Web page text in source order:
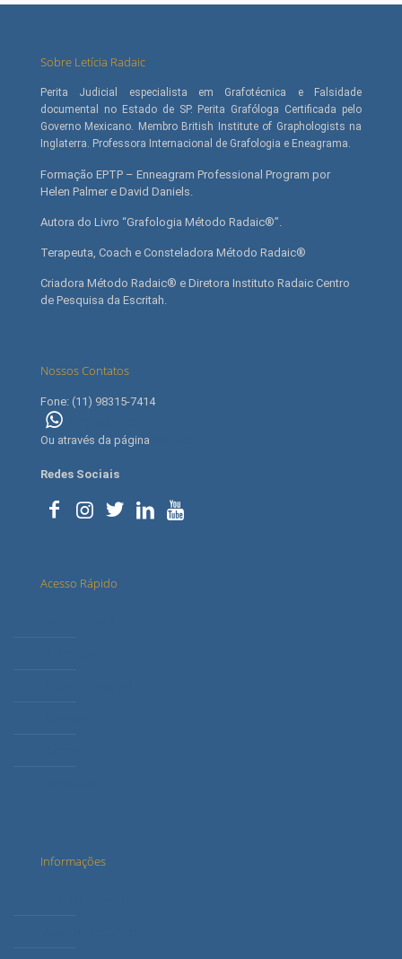
Sobre Letícia Radaic
Perita Judicial especialista em Grafotécnica e Falsidade
documental no Estado de SP. Perita Grafóloga Certificada pelo
Governo Mexicano. Membro British Institute of Graphologists na
Inglaterra. Professora Internacional de Grafologia e Eneagrama.
Formação EPTP – Enneagram Professional Program por
Helen Palmer e David Daniels.
Autora do Livro “Grafologia Método Radaic®”.
Terapeuta, Coach e Consteladora Método Radaic®
Criadora Método Radaic® e Diretora Instituto Radaic Centro
de Pesquisa da Escritah.
Nossos Contatos
Fone: (11) 98315-7414
Ou através da página
Redes Sociais
Acesso Rápido
Informações